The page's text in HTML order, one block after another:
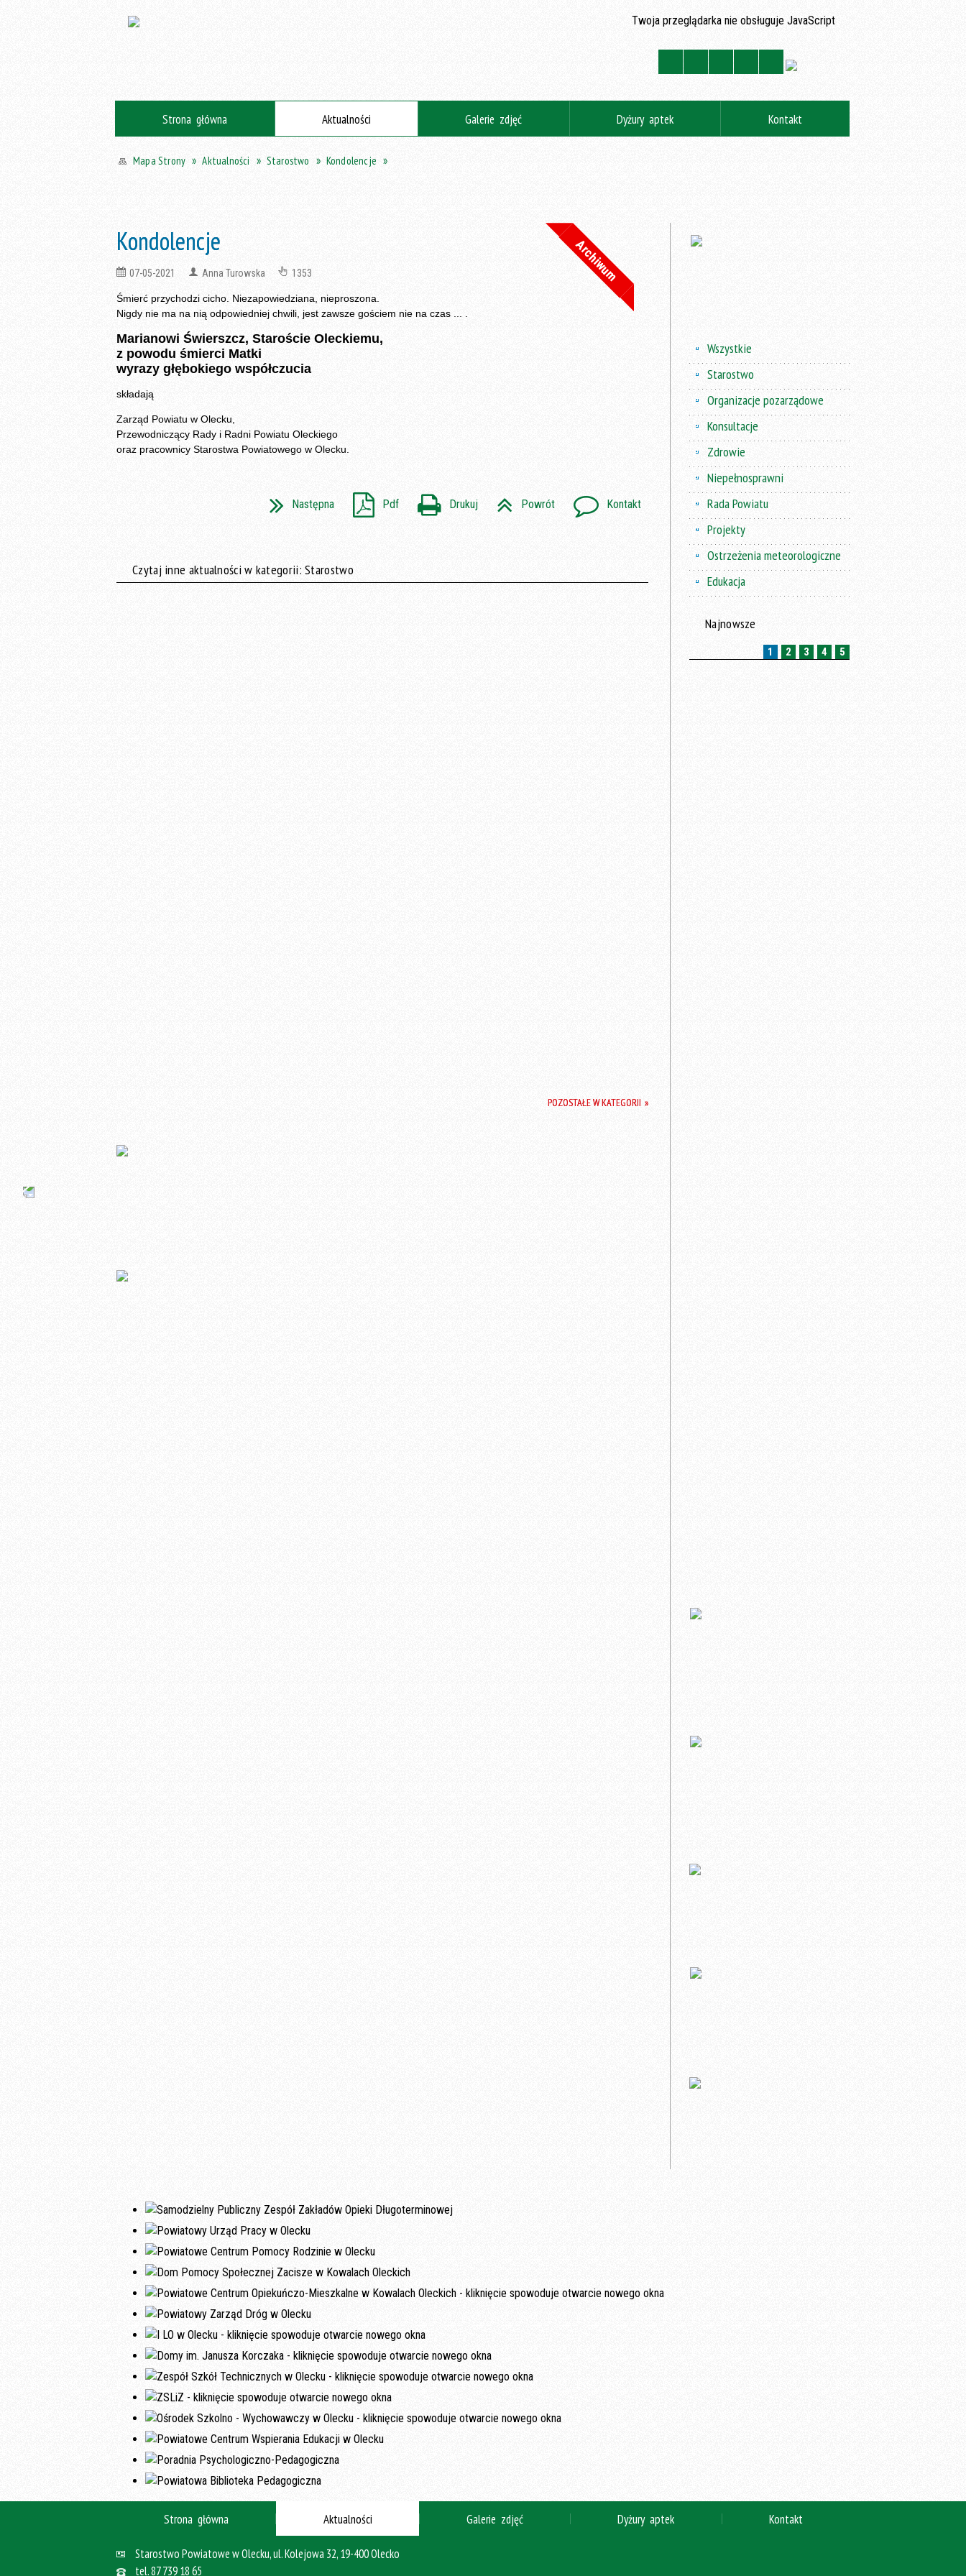
Twoja przeglądarka nie obsługuje JavaScript
Strona główna Aktualności Galerie zdjęć Dyżury aptek Kontakt
Mapa Strony Aktualności Starostwo Kondolencje
Kondolencje Archiwum
07-05-2021 Anna Turowska 1353
Śmierć przychodzi cicho. Niezapowiedziana, nieproszona.
Nigdy nie ma na nią odpowiedniej chwili, jest zawsze gościem nie na czas ... .
Marianowi Świerszcz, Staroście Oleckiemu,
z powodu śmierci Matki
wyrazy głębokiego współczucia
składają
Zarząd Powiatu w Olecku,
Przewodniczący Rady i Radni Powiatu Oleckiego
oraz pracownicy Starostwa Powiatowego w Olecku.
Następna Pdf Drukuj Powrót Kontakt
Czytaj inne aktualności w kategorii: Starostwo
POZOSTAŁE W KATEGORII
Wszystkie
Starostwo
Organizacje pozarządowe
Konsultacje
Zdrowie
Niepełnosprawni
Rada Powiatu
Projekty
Ostrzeżenia meteorologiczne
Edukacja
Najnowsze
1 2 3 4 5
Strona główna Aktualności Galerie zdjęć Dyżury aptek Kontakt
Starostwo Powiatowe w Olecku, ul. Kolejowa 32, 19-400 Olecko
tel.87 739 18 65